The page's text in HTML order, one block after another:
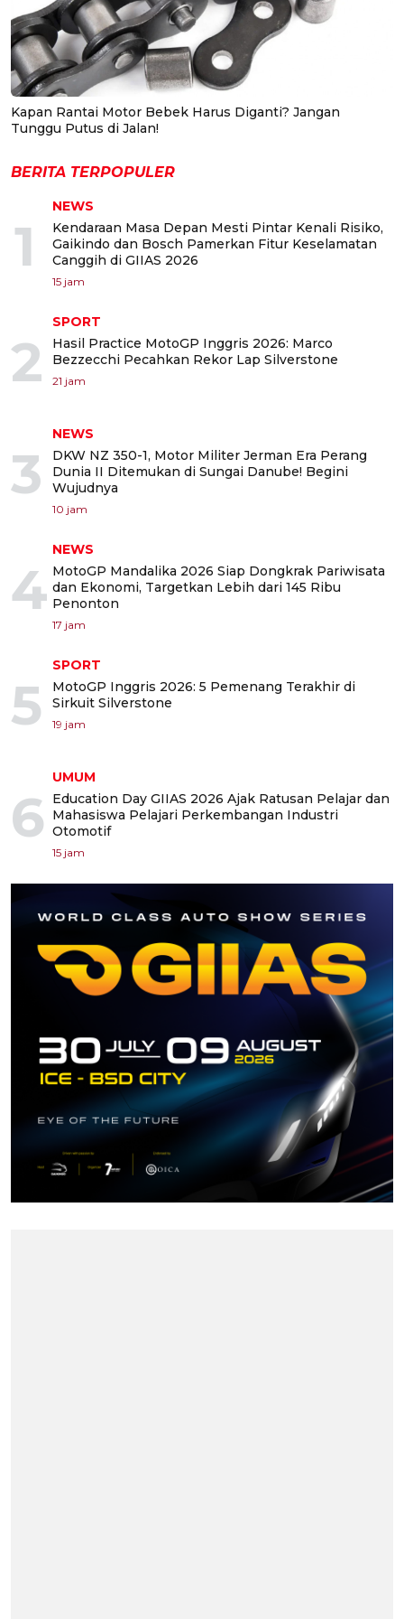
Kapan Rantai Motor Bebek Harus Diganti? Jangan
Tunggu Putus di Jalan!
BERITA TERPOPULER
1
NEWS
Kendaraan Masa Depan Mesti Pintar Kenali Risiko,
Gaikindo dan Bosch Pamerkan Fitur Keselamatan
Canggih di GIIAS 2026
15 jam
2
SPORT
Hasil Practice MotoGP Inggris 2026: Marco
Bezzecchi Pecahkan Rekor Lap Silverstone
21 jam
3
NEWS
DKW NZ 350-1, Motor Militer Jerman Era Perang
Dunia II Ditemukan di Sungai Danube! Begini
Wujudnya
10 jam
4
NEWS
MotoGP Mandalika 2026 Siap Dongkrak Pariwisata
dan Ekonomi, Targetkan Lebih dari 145 Ribu
Penonton
17 jam
5
SPORT
MotoGP Inggris 2026: 5 Pemenang Terakhir di
Sirkuit Silverstone
19 jam
6
UMUM
Education Day GIIAS 2026 Ajak Ratusan Pelajar dan
Mahasiswa Pelajari Perkembangan Industri
Otomotif
15 jam